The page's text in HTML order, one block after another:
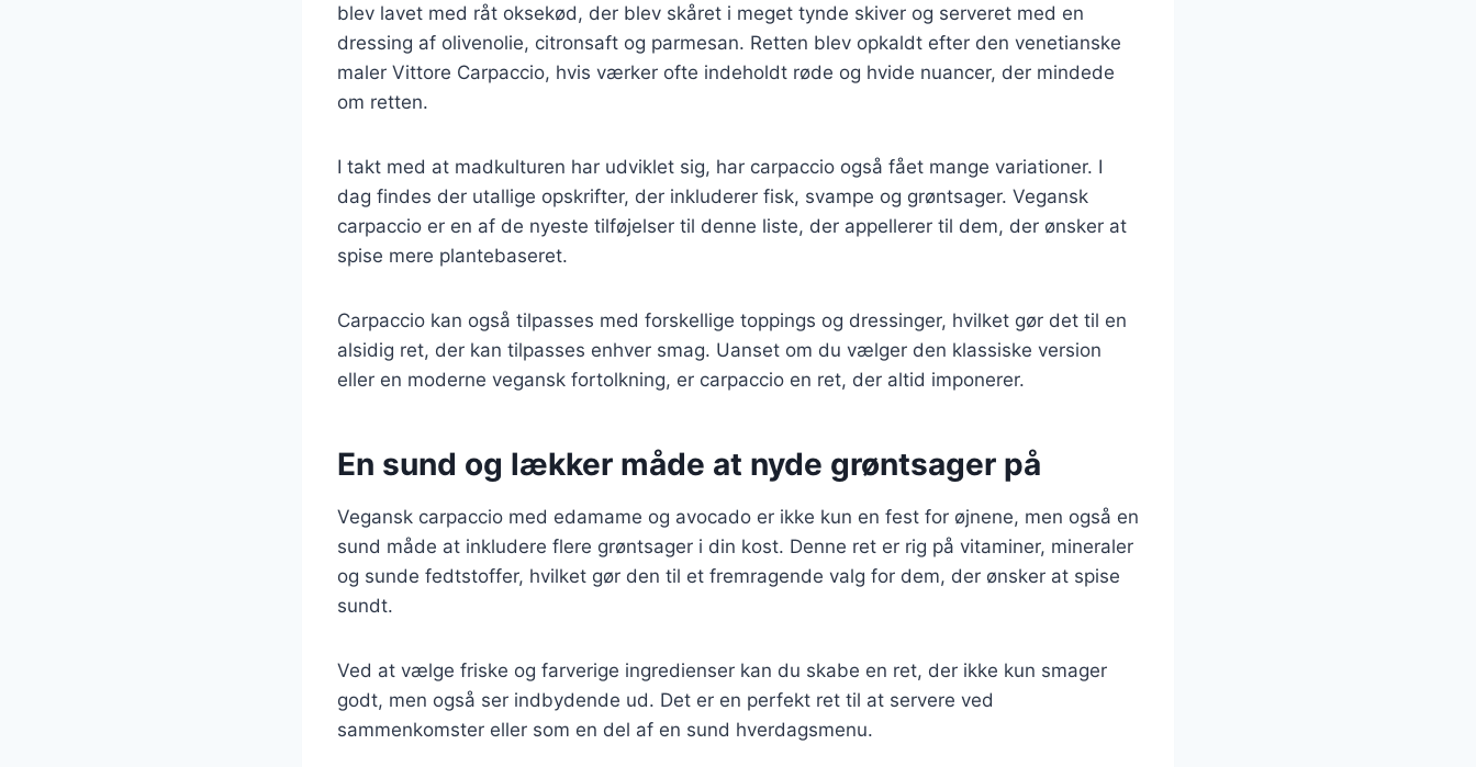
blev lavet med råt oksekød, der blev skåret i meget tynde skiver og serveret med en
dressing af olivenolie, citronsaft og parmesan. Retten blev opkaldt efter den venetianske
maler Vittore Carpaccio, hvis værker ofte indeholdt røde og hvide nuancer, der mindede
om retten.
I takt med at madkulturen har udviklet sig, har carpaccio også fået mange variationer. I
dag findes der utallige opskrifter, der inkluderer fisk, svampe og grøntsager. Vegansk
carpaccio er en af de nyeste tilføjelser til denne liste, der appellerer til dem, der ønsker at
spise mere plantebaseret.
Carpaccio kan også tilpasses med forskellige toppings og dressinger, hvilket gør det til en
alsidig ret, der kan tilpasses enhver smag. Uanset om du vælger den klassiske version
eller en moderne vegansk fortolkning, er carpaccio en ret, der altid imponerer.
En sund og lækker måde at nyde grøntsager på
Vegansk carpaccio med edamame og avocado er ikke kun en fest for øjnene, men også en
sund måde at inkludere flere grøntsager i din kost. Denne ret er rig på vitaminer, mineraler
og sunde fedtstoffer, hvilket gør den til et fremragende valg for dem, der ønsker at spise
sundt.
Ved at vælge friske og farverige ingredienser kan du skabe en ret, der ikke kun smager
godt, men også ser indbydende ud. Det er en perfekt ret til at servere ved
sammenkomster eller som en del af en sund hverdagsmenu.